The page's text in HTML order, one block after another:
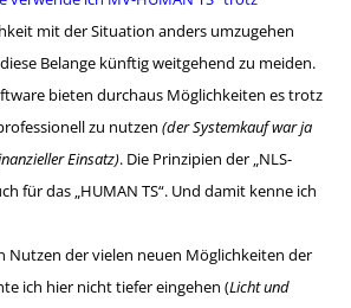
mit der Situation anders umzugehen
Belange künftig weitgehend zu meiden.
bieten durchaus Möglichkeiten es trotz
zu nutzen (der Systemkauf war ja
Einsatz). Die Prinzipien der „NLS-
für das „HUMAN TS“. Und damit kenne ich
Nutzen der vielen neuen Möglichkeiten der
ich hier nicht tiefer eingehen (Licht und